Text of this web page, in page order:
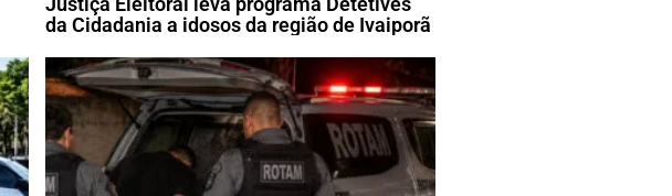
da Cidadania a idosos da região de Ivaiporã